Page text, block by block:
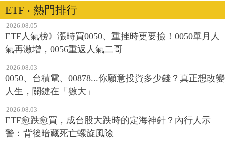
2026.08.05
ETF人氣榜》漲時買0050、重挫時更要撿！0050單月人
氣再激增，0056重返人氣二哥
2026.08.03
0050、台積電、00878...你願意投資多少錢？真正想改變
人生，關鍵在「數大」
2026.08.03
ETF愈跌愈買，成台股大跌時的定海神針？內行人示
警：背後暗藏死亡螺旋風險
2026.07.21
加權正2近10年狂漲近3000%！正2報酬率為什麼不是2倍